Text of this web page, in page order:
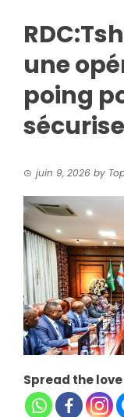
une
poing
juin 9, 2026 by
Spread the love